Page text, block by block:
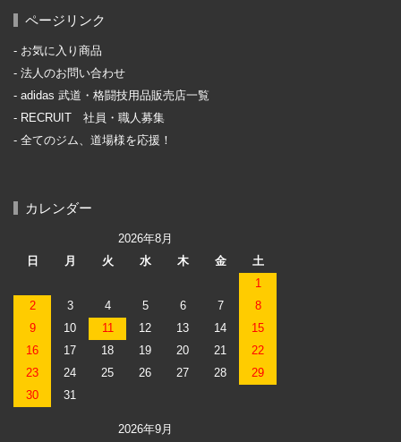
ページリンク
お気に入り商品
法人のお問い合わせ
adidas 武道・格闘技用品販売店一覧
RECRUIT 社員・職人募集
全てのジム、道場様を応援！
カレンダー
2026年8月
日
月 火 水 木 金
土
1
2
3 4 5 6 7
8
9
10 11 12 13 14
15
16
17 18 19 20 21
22
23
24 25 26 27 28
29
30
31
2026年9月